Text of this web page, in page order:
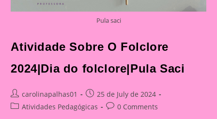
Pula saci
Atividade Sobre O Folclore
2024|Dia do folclore|Pula Saci
Post
author:
carolinapalhas01
Post
published:
25 de July de 2024
PostAtividades Pedagógicas
Post0 Comments